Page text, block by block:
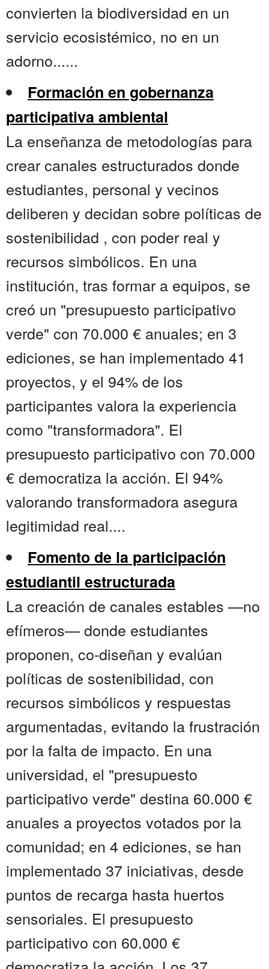
convierten la biodiversidad en un
servicio ecosistémico, no en un
adorno......
Formación en gobernanza
participativa ambiental
La enseñanza de metodologías para
crear canales estructurados donde
estudiantes, personal y vecinos
deliberen y decidan sobre políticas de
sostenibilidad , con poder real y
recursos simbólicos. En una
institución, tras formar a equipos, se
creó un "presupuesto participativo
verde" con 70.000 € anuales; en 3
ediciones, se han implementado 41
proyectos, y el 94% de los
participantes valora la experiencia
como "transformadora". El
presupuesto participativo con 70.000
€ democratiza la acción. El 94%
valorando transformadora asegura
legitimidad real....
Fomento de la participación
estudiantil estructurada
La creación de canales estables —no
efímeros— donde estudiantes
proponen, co-diseñan y evalúan
políticas de sostenibilidad, con
recursos simbólicos y respuestas
argumentadas, evitando la frustración
por la falta de impacto. En una
universidad, el "presupuesto
participativo verde" destina 60.000 €
anuales a proyectos votados por la
comunidad; en 4 ediciones, se han
implementado 37 iniciativas, desde
puntos de recarga hasta huertos
sensoriales. El presupuesto
participativo con 60.000 €